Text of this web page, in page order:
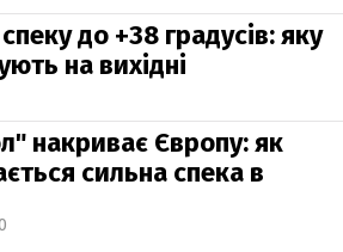
до +38 градусів: яку
на вихідні
накриває Європу: як
сильна спека в